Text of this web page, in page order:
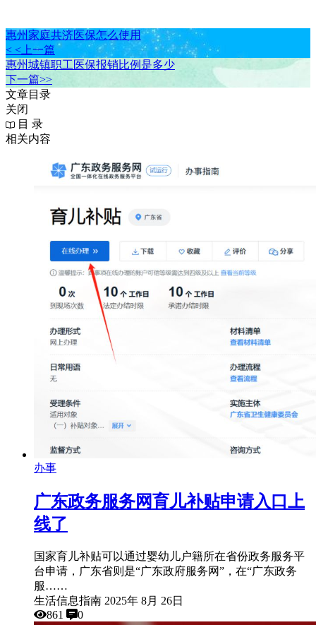
惠州家庭共济医保怎么使用
< <上一篇
惠州城镇职工医保报销比例是多少
下一篇>>
文章目录
关闭
目 录
相关内容
办事
广东政务服务网育儿补贴申请入口上
线了
国家育儿补贴可以通过婴幼儿户籍所在省份政务服务平
台申请，广东省则是“广东政府服务网”，在“广东政务
服……
生活信息指南 2025年 8月 26日
861
0